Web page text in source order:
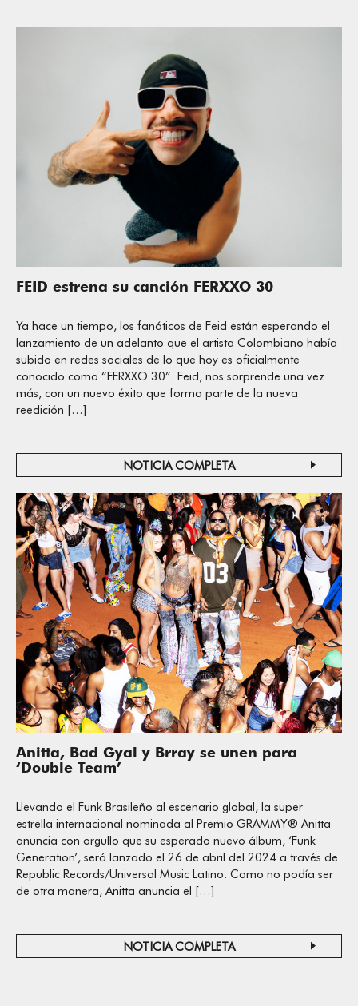
FEID estrena su canción FERXXO 30
Ya hace un tiempo, los fanáticos de Feid están esperando el
lanzamiento de un adelanto que el artista Colombiano había
subido en redes sociales de lo que hoy es oficialmente
conocido como “FERXXO 30”. Feid, nos sorprende una vez
más, con un nuevo éxito que forma parte de la nueva
reedición […]
NOTICIA COMPLETA
Anitta, Bad Gyal y Brray se unen para
‘Double Team’
Llevando el Funk Brasileño al escenario global, la super
estrella internacional nominada al Premio GRAMMY® Anitta
anuncia con orgullo que su esperado nuevo álbum, ‘Funk
Generation’, será lanzado el 26 de abril del 2024 a través de
Republic Records/Universal Music Latino. Como no podía ser
de otra manera, Anitta anuncia el […]
NOTICIA COMPLETA